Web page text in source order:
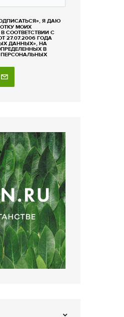
Я ДАЮ
МОИХ
СООТВЕТСТВИИ С
27.07.2006 ГОДА
ДАННЫХ», НА
В
ПЕРСОНАЛЬНЫХ